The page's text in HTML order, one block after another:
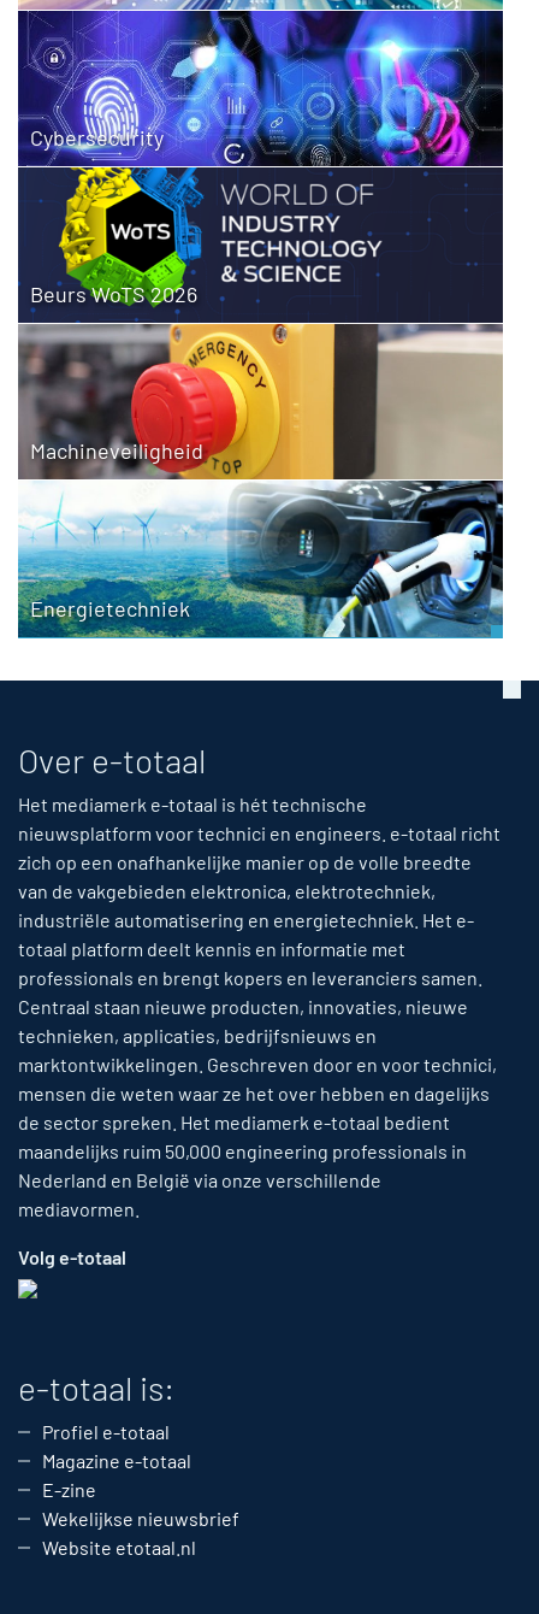
Cybersecurity
Beurs WoTS 2026
Machineveiligheid
Energietechniek
Over e-totaal
Het mediamerk e-totaal is hét technische
nieuwsplatform voor technici en engineers. e-totaal richt
zich op een onafhankelijke manier op de volle breedte
van de vakgebieden elektronica, elektrotechniek,
industriële automatisering en energietechniek. Het e-
totaal platform deelt kennis en informatie met
professionals en brengt kopers en leveranciers samen.
Centraal staan nieuwe producten, innovaties, nieuwe
technieken, applicaties, bedrijfsnieuws en
marktontwikkelingen. Geschreven door en voor technici,
mensen die weten waar ze het over hebben en dagelijks
de sector spreken. Het mediamerk e-totaal bedient
maandelijks ruim 50,000 engineering professionals in
Nederland en België via onze verschillende
mediavormen.
Volg e-totaal
e-totaal is:
Profiel e-totaal
Magazine e-totaal
E-zine
Wekelijkse nieuwsbrief
Website etotaal.nl